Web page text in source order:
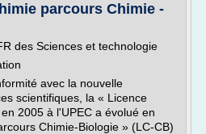
parcours Chimie -
des Sciences et technologie
avec la nouvelle
scientifiques, la « Licence
2005 à l'UPEC a évolué en
Chimie-Biologie » (LC-CB)